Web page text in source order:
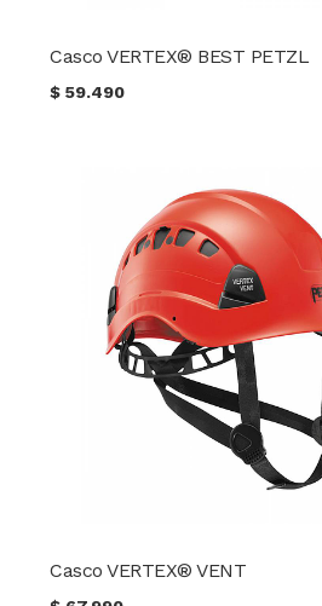
Casco VERTEX® BEST PETZL
$59.490
Casco VERTEX® VENT